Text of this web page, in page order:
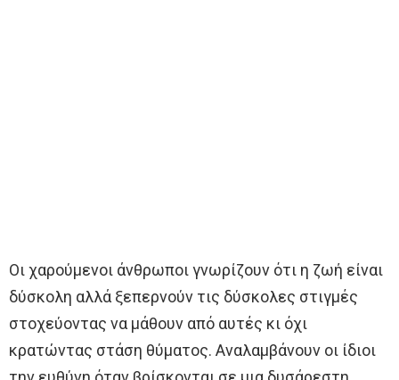
Οι χαρούμενοι άνθρωποι γνωρίζουν ότι η ζωή είναι
δύσκολη αλλά ξεπερνούν τις δύσκολες στιγμές
στοχεύοντας να μάθουν από αυτές κι όχι
κρατώντας στάση θύματος. Αναλαμβάνουν οι ίδιοι